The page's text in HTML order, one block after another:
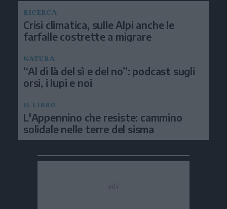
RICERCA
Crisi climatica, sulle Alpi anche le
farfalle costrette a migrare
NATURA
“Al di là del sì e del no”: podcast sugli
orsi, i lupi e noi
IL LIBRO
L'Appennino che resiste: cammino
solidale nelle terre del sisma